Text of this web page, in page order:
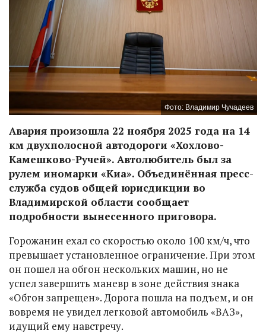
Фото: Владимир Чучадеев
Авария произошла 22 ноября 2025 года на 14
км двухполосной автодороги «Хохлово-
Камешково-Ручей». Автолюбитель был за
рулем иномарки «Киа». Объединённая пресс-
служба судов общей юрисдикции во
Владимирской области сообщает
подробности вынесенного приговора.
Горожанин ехал со скоростью около 100 км/ч, что
превышает установленное ограничение. При этом
он пошел на обгон нескольких машин, но не
успел завершить маневр в зоне действия знака
«Обгон запрещен». Дорога пошла на подъем, и он
вовремя не увидел легковой автомобиль «ВАЗ»,
идущий ему навстречу.